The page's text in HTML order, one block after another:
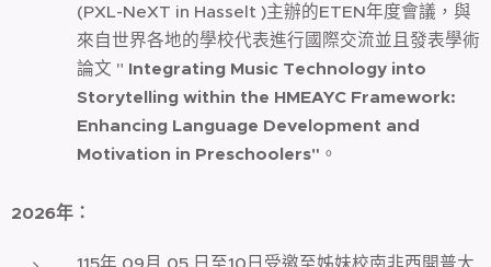
(PXL-NeXT in Hasselt )主辦的ETEN年度會議，與
來自世界各地的學校代表進行國際交流並且發表學術
論文 " Integrating Music Technology into
Storytelling within the HMEAYC Framework:
Enhancing Language Development and
Motivation in Preschoolers" 。
2026年：